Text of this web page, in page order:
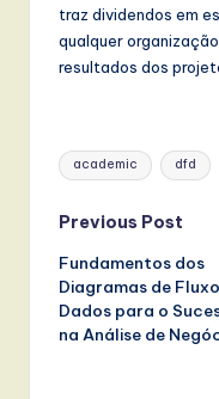
traz dividendos em
qualquer
resultados dos
Tags:
academic dfd
Post
Previous Post
Fundamentos dos
Diagramas de
Dados para o
na Análise de